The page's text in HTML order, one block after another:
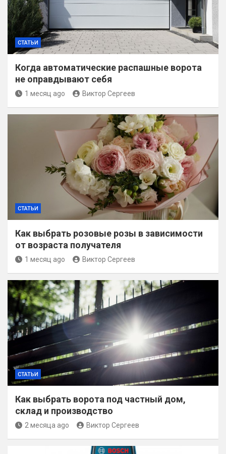
СТАТЬИ
Когда автоматические распашные ворота
не оправдывают себя
1 месяц ago Виктор Сергеев
СТАТЬИ
Как выбрать розовые розы в зависимости
от возраста получателя
1 месяц ago Виктор Сергеев
СТАТЬИ
Как выбрать ворота под частный дом,
склад и производство
2 месяца ago Виктор Сергеев